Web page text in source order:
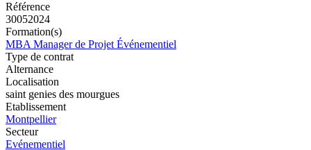
Référence
30052024
Formation(s)
MBA Manager de Projet Événementiel
Type de contrat
Alternance
Localisation
saint genies des mourgues
Etablissement
Montpellier
Secteur
Evénementiel